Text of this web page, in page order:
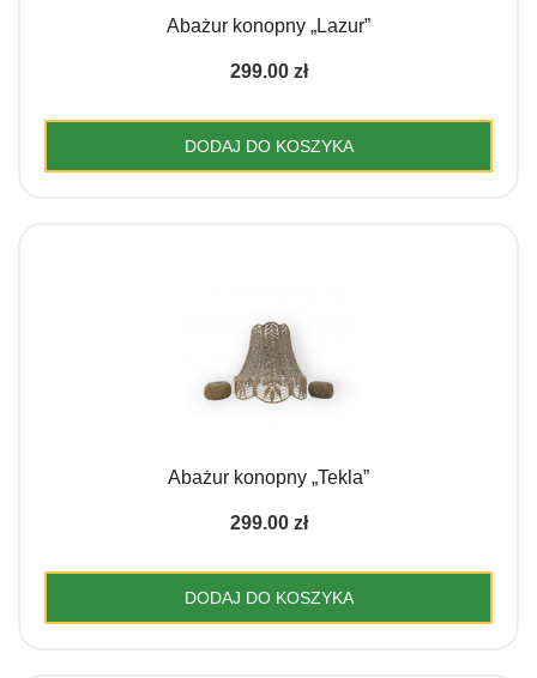
Abażur konopny „Lazur”
299.00 zł
DODAJ DO KOSZYKA
Abażur konopny „Tekla”
299.00 zł
DODAJ DO KOSZYKA